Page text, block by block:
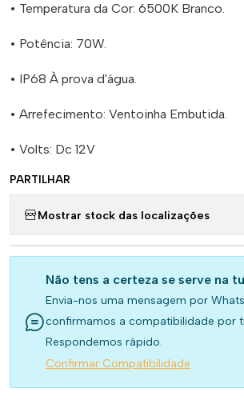
• Temperatura da Cor: 6500K Branco.
• Potência: 70W.
• IP68 À prova d'água.
• Arrefecimento: Ventoinha Embutida.
• Volts: Dc 12V
PARTILHAR
Mostrar stock das localizações
Não tens a certeza se serve na
Envia-nos uma mensagem por
confirmamos a compatibilidade por
Respondemos rápido.
Confirmar Compatibilidade